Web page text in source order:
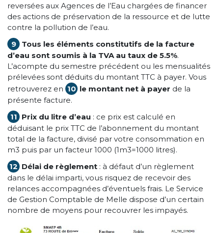
reversées aux Agences de l’Eau chargées de financer
des actions de préservation de la ressource et de lutte
contre la pollution de l’eau.
9
Tous les éléments constitutifs de la facture
d’eau sont soumis à la TVA au taux de 5.5%.
L’acompte du semestre précédent ou les mensualités
prélevées sont déduits du montant TTC à payer. Vous
retrouverez en 10 le montant net à payer de la
présente facture.
11 Prix du litre d’eau : ce prix est calculé en
déduisant le prix TTC de l’abonnement du montant
total de la facture, divisé par votre consommation en
m3 puis par un facteur 1000 (1m3=1000 litres).
12 Délai de règlement : à défaut d’un règlement
dans le délai imparti, vous risquez de recevoir des
relances accompagnées d’éventuels frais. Le Service
de Gestion Comptable de Melle dispose d’un certain
nombre de moyens pour recouvrer les impayés.